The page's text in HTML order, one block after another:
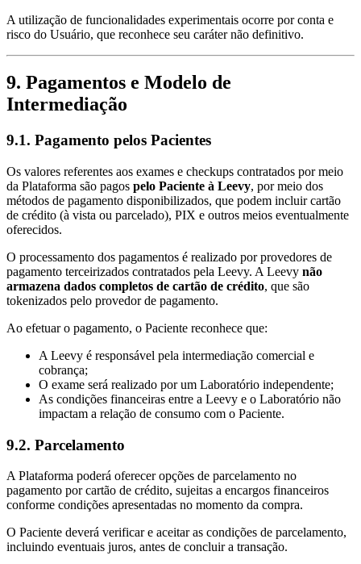
A utilização de funcionalidades experimentais ocorre por conta e
risco do Usuário, que reconhece seu caráter não definitivo.
9. Pagamentos e Modelo de
Intermediação
9.1. Pagamento pelos Pacientes
Os valores referentes aos exames e checkups contratados por meio
da Plataforma são pagos pelo Paciente à Leevy, por meio dos
métodos de pagamento disponibilizados, que podem incluir cartão
de crédito (à vista ou parcelado), PIX e outros meios eventualmente
oferecidos.
O processamento dos pagamentos é realizado por provedores de
pagamento terceirizados contratados pela Leevy. A Leevy não
armazena dados completos de cartão de crédito, que são
tokenizados pelo provedor de pagamento.
Ao efetuar o pagamento, o Paciente reconhece que:
A Leevy é responsável pela intermediação comercial e
cobrança;
O exame será realizado por um Laboratório independente;
As condições financeiras entre a Leevy e o Laboratório não
impactam a relação de consumo com o Paciente.
9.2. Parcelamento
A Plataforma poderá oferecer opções de parcelamento no
pagamento por cartão de crédito, sujeitas a encargos financeiros
conforme condições apresentadas no momento da compra.
O Paciente deverá verificar e aceitar as condições de parcelamento,
incluindo eventuais juros, antes de concluir a transação.